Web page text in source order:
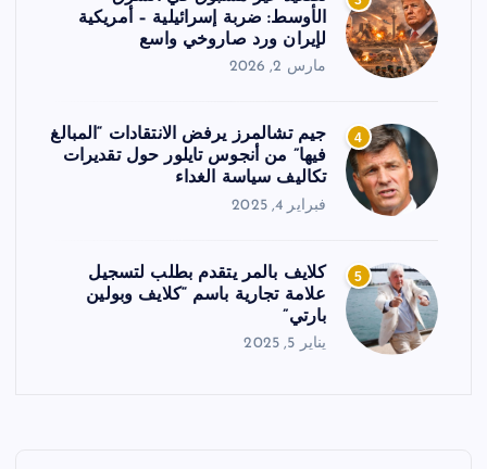
الأوسط: ضربة إسرائيلية – أمريكية
لإيران ورد صاروخي واسع
مارس 2, 2026
4
جيم تشالمرز يرفض الانتقادات “المبالغ
فيها” من أنجوس تايلور حول تقديرات
تكاليف سياسة الغداء
فبراير 4, 2025
5
كلايف بالمر يتقدم بطلب لتسجيل
علامة تجارية باسم “كلايف وبولين
بارتي”
يناير 5, 2025